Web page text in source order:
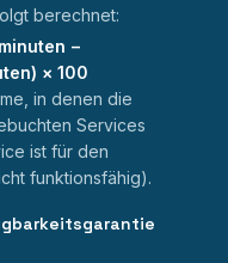
berechnet:
−
× 100
in denen die
Services
ist für den
funktionsfähig).